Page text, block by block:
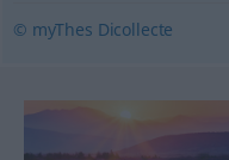
© myThes Dicollecte